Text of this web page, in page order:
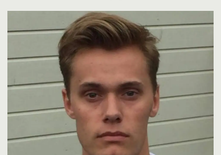
Per i dag er det ikke en formelt akseptert
diagnose.
(Kilde: Dagens Medisin)